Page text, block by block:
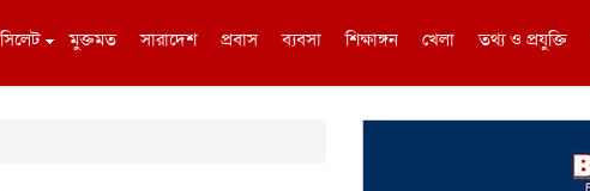
সিলেট মুক্তমত সারাদেশ প্রবাস ব্যবসা শিক্ষাঙ্গন খেলা তথ্য ও প্রযুক্তি